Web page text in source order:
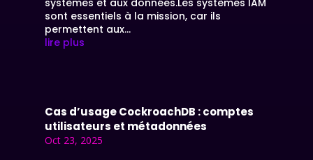
systèmes et aux données.Les systèmes IAM
sont essentiels à la mission, car ils
permettent aux...
lire plus
Cas d’usage CockroachDB : comptes
utilisateurs et métadonnées
Oct 23, 2025